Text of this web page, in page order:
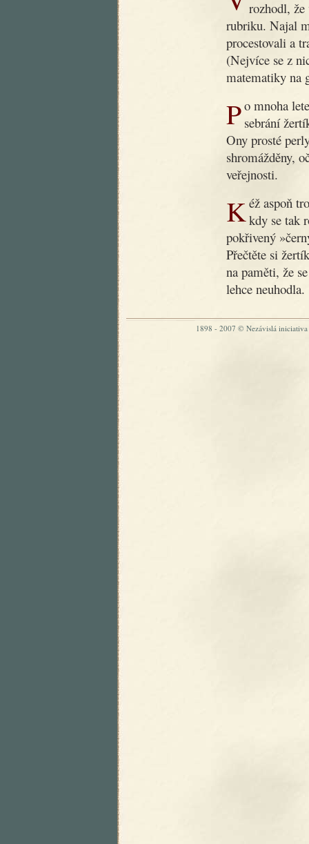
rozhodl,
rubriku. Najal
procestovali a
(Nejvíce se z
matematiky na
Po mnoha letech byla nyní podniknuta nová práce, záležející v sebrání
Ony prosté
shromážděny,
veřejnosti.
Kéž aspoň trochu přispějí k nápravě obecného vkusu v době,kdy se tak
pokřivený
Přečtěte si
na paměti, že
lehce neuhodla.
1898 - 2007 © Nezávislá